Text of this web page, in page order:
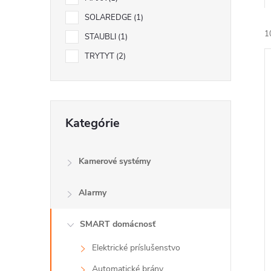
SOLAREDGE 1
STAUBLI 1
TRYTYT 2
kategórie
Kategórie
Kamerové systémy
Alarmy
SMART domácnosť
Elektrické príslušenstvo
a